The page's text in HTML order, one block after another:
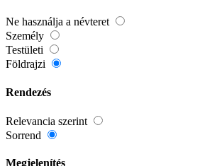
Ne használja a névteret
Személy
Testületi
Földrajzi
Rendezés
Relevancia szerint
Sorrend
Megjelenítés